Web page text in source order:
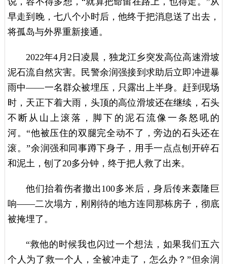
早走到晚，七八个小时后，他终于把消息送了出去，
将孤岛与外界重新接通。
2022年4月2日凌晨，独龙江乡突发高位高速滑坡
泥石流自然灾害。民警余润强接到求助后立即冲进暴
雨中——一名群众被埋压，只露出上半身。赶到现场
时，天正下着大雨，头顶的高位滑坡还在继续，石头
不断从山上滚落，脚下的泥石流像一条怒吼的
河。“他被压住的双腿完全动不了，旁边的石头还在
滚。”余润强和同事蹲下身子，用手一点点刨开碎石
和泥土，刨了20多分钟，终于把人救了出来。
他们抬着伤者撤出100多米后，身后传来轰隆巨
响——二次塌方，刚刚待的地方连同那栋房子，彻底
被掩埋了。
“救他的时候我也闪过一个想法，如果我们五六
个人为了救一个人，全被冲走了，怎么办？”但余润